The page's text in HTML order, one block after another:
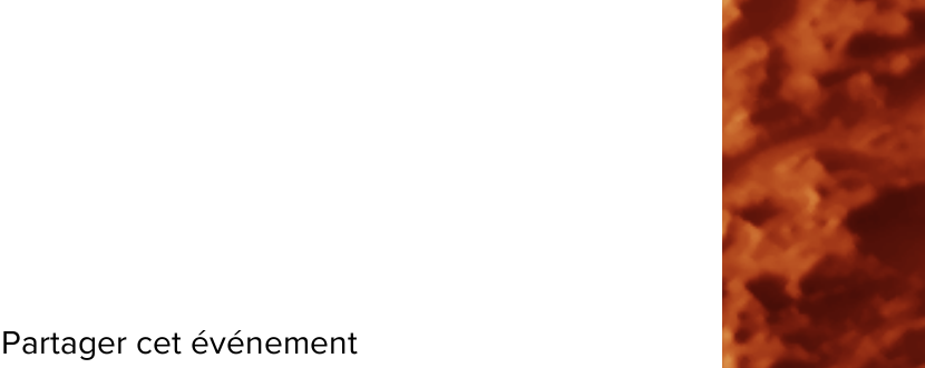
Partager cet événement